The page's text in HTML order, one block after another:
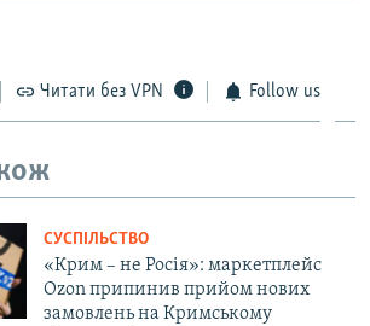
Читати без VPN Follow us
СУСПІЛЬСТВО
«Крим – не Росія»: маркетплейс
Ozon припинив прийом нових
замовлень на Кримському